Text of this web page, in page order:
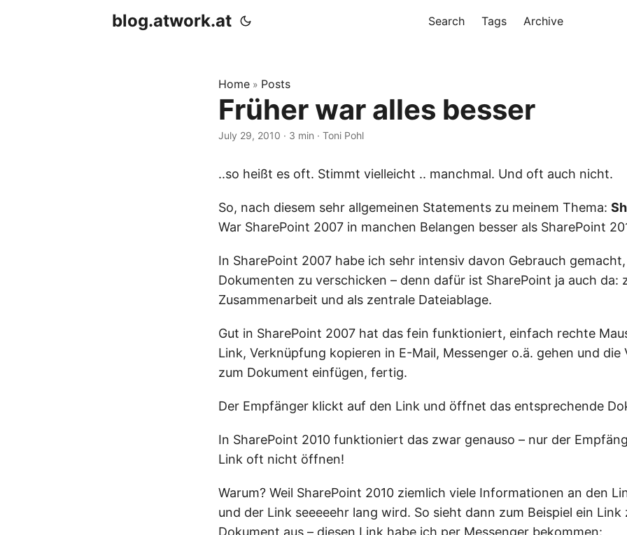
blog.atwork.at Search Tags Archive
Home » Posts
Früher war alles besser
July 29, 2010 · 3 min · Toni Pohl
..so heißt es oft. Stimmt vielleicht .. manchmal. Und oft auch nicht.
So, nach diesem sehr allgemeinen Statements zu meinem Thema:
War SharePoint 2007 in manchen Belangen besser als SharePoint
In SharePoint 2007 habe ich sehr intensiv davon Gebrauch
Dokumenten zu verschicken – denn dafür ist SharePoint ja auch da:
Zusammenarbeit und als zentrale Dateiablage.
Gut in SharePoint 2007 hat das fein funktioniert, einfach rechte
Link, Verknüpfung kopieren in E-Mail, Messenger o.ä. gehen und die
zum Dokument einfügen, fertig.
Der Empfänger klickt auf den Link und öffnet das entsprechende
In SharePoint 2010 funktioniert das zwar genauso – nur der
Link oft nicht öffnen!
Warum? Weil SharePoint 2010 ziemlich viele Informationen an den
und der Link seeeeehr lang wird. So sieht dann zum Beispiel ein Link
Dokument aus – diesen Link habe ich per Messenger bekommen: